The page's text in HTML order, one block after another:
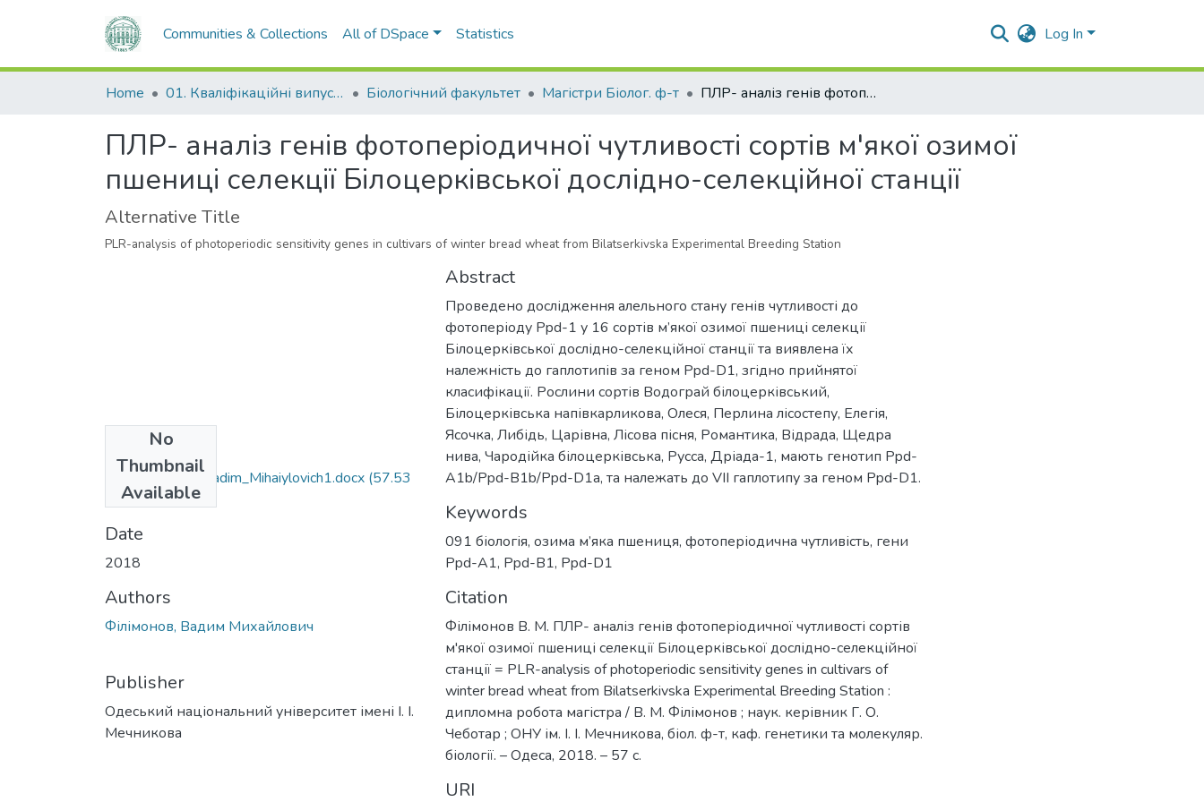
Communities & Collections All of DSpace Statistics Log In
Home 01. Кваліфікаційні випускні роботи здобувачів вищої освіти Біологічний факультет Магістри Біолог. ф-т ПЛР- аналіз генів фотоперіодичної чутливості сортів м'якої озимої пшениці селекції Білоцерківської дослідно-селекційної станції
ПЛР- аналіз генів фотоперіодичної чутливості сортів м'якої озимої
пшениці селекції Білоцерківської дослідно-селекційної станції
Alternative Title
PLR-analysis of photoperiodic sensitivity genes in cultivars of winter bread wheat from Bilatserkivska Experimental Breeding Station
No
Thumbnail
Available
091_Filimonov_Vadim_Mihaiylovich1.docx (57.53
KB)
Date
2018
Authors
Філімонов, Вадим Михайлович
Publisher
Одеський національний університет імені І. І.
Мечникова
Abstract
Проведено дослідження алельного стану генів чутливості до
фотоперіоду Ppd-1 у 16 сортів м’якої озимої пшениці селекції
Білоцерківської дослідно-селекційної станції та виявлена їх
належність до гаплотипів за геном Ppd-D1, згідно прийнятої
класифікації. Рослини сортів Водограй білоцерківський,
Білоцерківська напівкарликова, Олеся, Перлина лісостепу, Елегія,
Ясочка, Либідь, Царівна, Лісова пісня, Романтика, Відрада, Щедра
нива, Чародійка білоцерківська, Русса, Дріада-1, мають генотип Ppd-
А1b/Ppd-B1b/Ppd-D1a, та належать до VII гаплотипу за геном Ppd-D1.
Keywords
091 біологія, озима м’яка пшениця, фотоперіодична чутливість, гени
Ppd-A1, Ppd-B1, Ppd-D1
Citation
Філімонов В. М. ПЛР- аналіз генів фотоперіодичної чутливості сортів
м'якої озимої пшениці селекції Білоцерківської дослідно-селекційної
станції = PLR-analysis of photoperiodic sensitivity genes in cultivars of
winter bread wheat from Bilatserkivska Experimental Breeding Station :
дипломна робота магістра / В. М. Філімонов ; наук. керівник Г. О.
Чеботар ; ОНУ ім. І. І. Мечникова, біол. ф-т, каф. генетики та молекуляр.
біології. – Одеса, 2018. – 57 с.
URI